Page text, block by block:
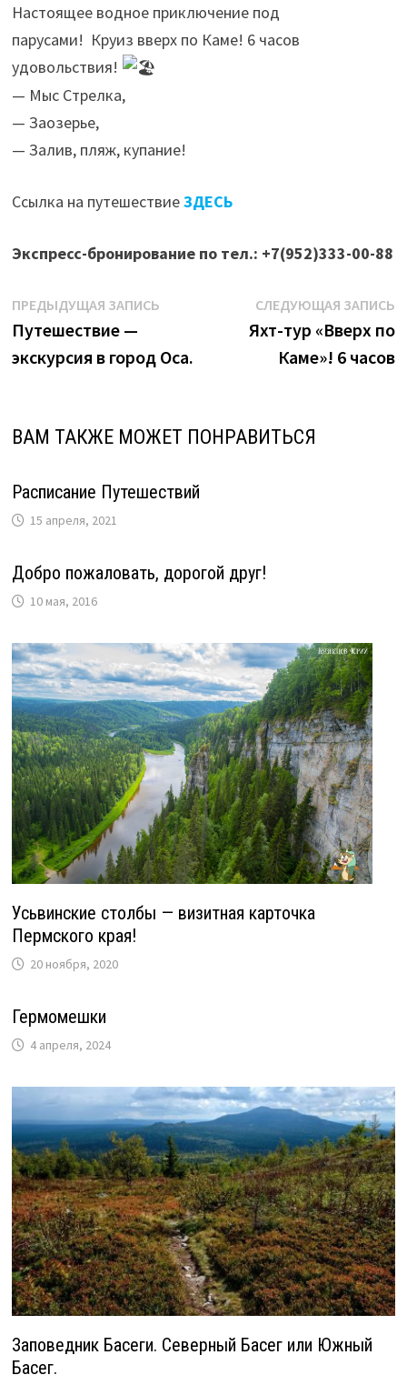
Настоящее водное приключение под
парусами! Круиз вверх по Каме! 6 часов
удовольствия!
— Мыс Стрелка,
— Заозерье,
— Залив, пляж, купание!
Ссылка на путешествиеЗДЕСЬ
Экспресс-бронирование по тел.: +7(952)333-00-88
Навигация
по
записям
ПРЕДЫДУЩАЯ ЗАПИСЬПредыдущая
Путешествие —
экскурсия в город Оса.
СЛЕДУЮЩАЯ ЗАПИСЬ
Яхт-тур «Вверх по
Каме»! 6 часов
ВАМ ТАКЖЕ МОЖЕТ ПОНРАВИТЬСЯ
Расписание Путешествий
15 апреля, 2021
Добро пожаловать, дорогой друг!
10 мая, 2016
Усьвинские столбы — визитная карточка
Пермского края!
20 ноября, 2020
Гермомешки
4 апреля, 2024
Заповедник Басеги. Северный Басег или Южный
Басег.